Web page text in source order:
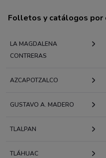
Folletos y catálogos por
LA MAGDALENA
CONTRERAS
AZCAPOTZALCO
GUSTAVO A. MADERO
TLALPAN
TLÁHUAC